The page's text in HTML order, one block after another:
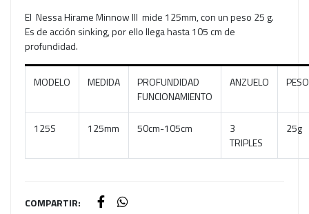
El Nessa Hirame Minnow III mide 125mm, con un peso 25 g.
Es de acción sinking, por ello llega hasta 105 cm de
profundidad.
MODELO MEDIDA
PROFUNDIDAD
FUNCIONAMIENTO
ANZUELO PESO
125S 125mm 50cm-105cm
3
TRIPLES
25g
COMPARTIR: